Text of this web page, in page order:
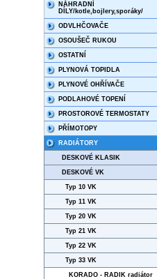
NÁHRADNÍ
DÍLY/kotle,bojlery,sporáky/
ODVLHČOVAČE
OSOUŠEČ RUKOU
OSTATNÍ
PLYNOVÁ TOPIDLA
PLYNOVÉ OHŘÍVAČE
PODLAHOVÉ TOPENÍ
PROSTOROVÉ TERMOSTATY
PŘÍMOTOPY
RADIÁTORY
DESKOVÉ KLASIK
DESKOVÉ VK
Typ 10 VK
Typ 11 VK
Typ 20 VK
Typ 21 VK
Typ 22 VK
Typ 33 VK
KORADO - RADIK radiátor